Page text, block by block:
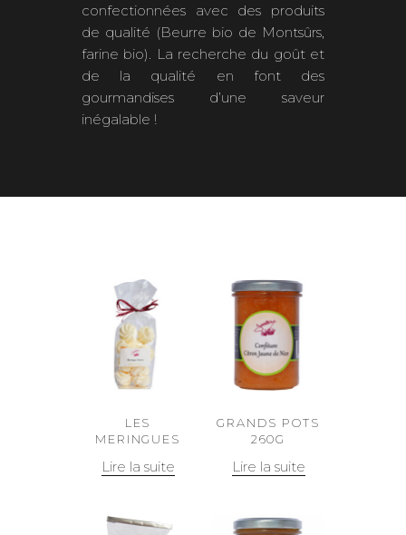
confectionnées avec des produits
de qualité (Beurre bio de Montsûrs,
farine bio). La recherche du goût et
de la qualité en font des
gourmandises d’une saveur
inégalable !
LES
MERINGUES
Lire la suite
GRANDS POTS
260G
Lire la suite